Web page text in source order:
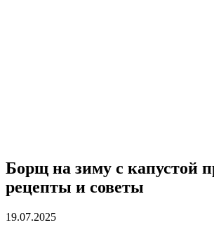
Борщ на зиму с капустой
рецепты и советы
19.07.2025